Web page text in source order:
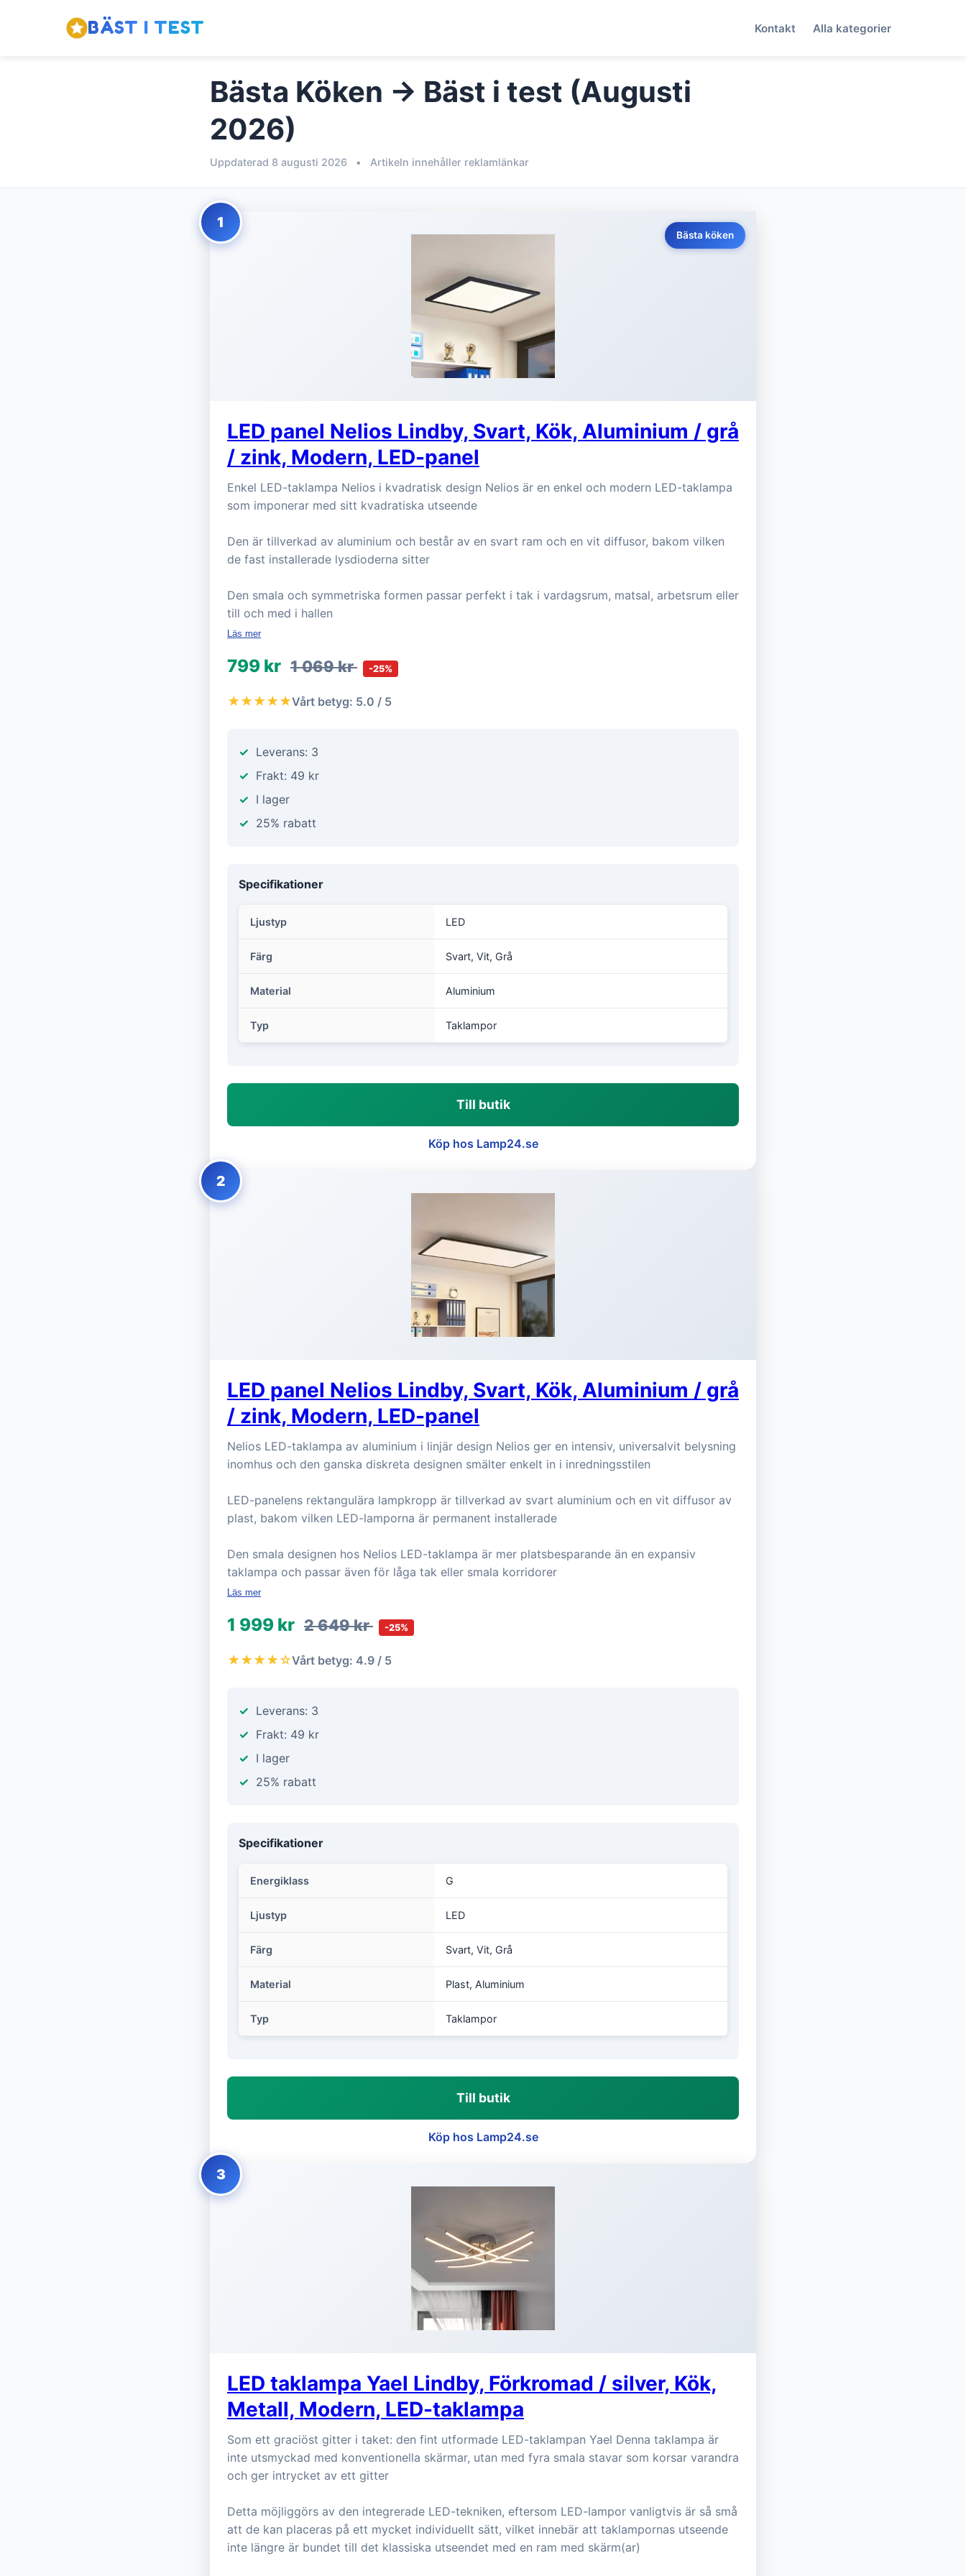
BÄST I TEST Kontakt Alla kategorier
Bästa Köken → Bäst i test (Augusti
2026)
Uppdaterad 8 augusti 2026 • Artikeln innehåller reklamlänkar
1
Bästa köken
LED panel Nelios Lindby, Svart, Kök, Aluminium / grå
/ zink, Modern, LED-panel
Enkel LED-taklampa Nelios i kvadratisk design Nelios är en enkel och modern LED-taklampa
som imponerar med sitt kvadratiska utseende
Den är tillverkad av aluminium och består av en svart ram och en vit diffusor, bakom vilken
de fast installerade lysdioderna sitter
Den smala och symmetriska formen passar perfekt i tak i vardagsrum, matsal, arbetsrum eller
till och med i hallen
Läs mer
799 kr 1 069 kr -25%
★★★★★Vårt betyg: 5.0 / 5
Leverans: 3
Frakt: 49 kr
I lager
25% rabatt
Specifikationer
Ljustyp LED
Färg Svart, Vit, Grå
Material Aluminium
Typ Taklampor
Till butik
Köp hos Lamp24.se
2
LED panel Nelios Lindby, Svart, Kök, Aluminium / grå
/ zink, Modern, LED-panel
Nelios LED-taklampa av aluminium i linjär design Nelios ger en intensiv, universalvit belysning
inomhus och den ganska diskreta designen smälter enkelt in i inredningsstilen
LED-panelens rektangulära lampkropp är tillverkad av svart aluminium och en vit diffusor av
plast, bakom vilken LED-lamporna är permanent installerade
Den smala designen hos Nelios LED-taklampa är mer platsbesparande än en expansiv
taklampa och passar även för låga tak eller smala korridorer
Läs mer
1 999 kr 2 649 kr -25%
★★★★☆Vårt betyg: 4.9 / 5
Leverans: 3
Frakt: 49 kr
I lager
25% rabatt
Specifikationer
Energiklass G
Ljustyp LED
Färg Svart, Vit, Grå
Material Plast, Aluminium
Typ Taklampor
Till butik
Köp hos Lamp24.se
3
LED taklampa Yael Lindby, Förkromad / silver, Kök,
Metall, Modern, LED-taklampa
Som ett graciöst gitter i taket: den fint utformade LED-taklampan Yael Denna taklampa är
inte utsmyckad med konventionella skärmar, utan med fyra smala stavar som korsar varandra
och ger intrycket av ett gitter
Detta möjliggörs av den integrerade LED-tekniken, eftersom LED-lampor vanligtvis är så små
att de kan placeras på ett mycket individuellt sätt, vilket innebär att taklampornas utseende
inte längre är bundet till det klassiska utseendet med en ram med skärm(ar)